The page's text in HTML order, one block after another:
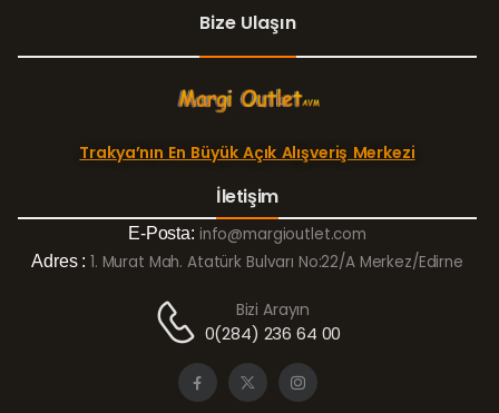
Bize Ulaşın
Trakya’nın En Büyük Açık Alışveriş Merkezi
İletişim
E-Posta: info@margioutlet.com
Adres : 1. Murat Mah. Atatürk Bulvarı No:22/A Merkez/Edirne
Bizi Arayın
0(284) 236 64 00